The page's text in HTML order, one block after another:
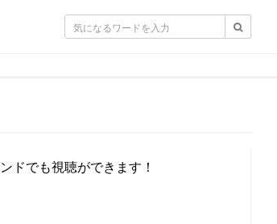
ドでも視聴ができます！